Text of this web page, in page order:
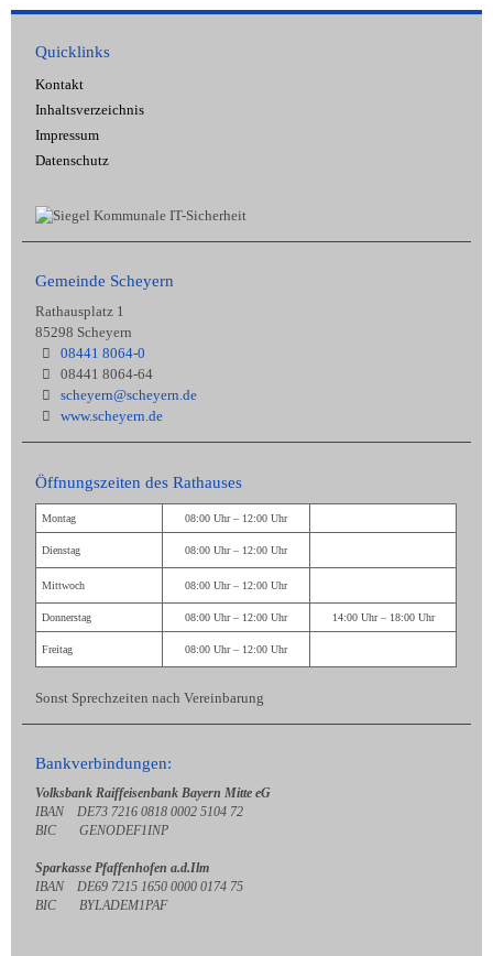
Quicklinks
Kontakt
Inhaltsverzeichnis
Impressum
Datenschutz
Gemeinde Scheyern
Rathausplatz 1
85298 Scheyern
08441 8064-0
08441 8064-64
scheyern@scheyern.de
www.scheyern.de
Öffnungszeiten des Rathauses
Montag 08:00 Uhr – 12:00 Uhr
Dienstag 08:00 Uhr – 12:00 Uhr
Mittwoch 08:00 Uhr – 12:00 Uhr
Donnerstag 08:00 Uhr – 12:00 Uhr 14:00 Uhr – 18:00 Uhr
Freitag 08:00 Uhr – 12:00 Uhr
Sonst Sprechzeiten nach Vereinbarung
Bankverbindungen:
Volksbank Raiffeisenbank Bayern Mitte eG
IBAN DE73 7216 0818 0002 5104 72
BIC GENODEF1INP
Sparkasse Pfaffenhofen a.d.Ilm
IBAN DE69 7215 1650 0000 0174 75
BIC BYLADEM1PAF